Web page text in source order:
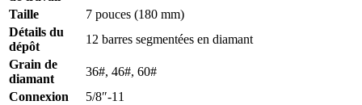
Taille
7 pouces (180 mm)
Détails du
dépôt
12 barres segmentées en diamant
Grain de
diamant
36#, 46#, 60#
Connexion
5/8″-11